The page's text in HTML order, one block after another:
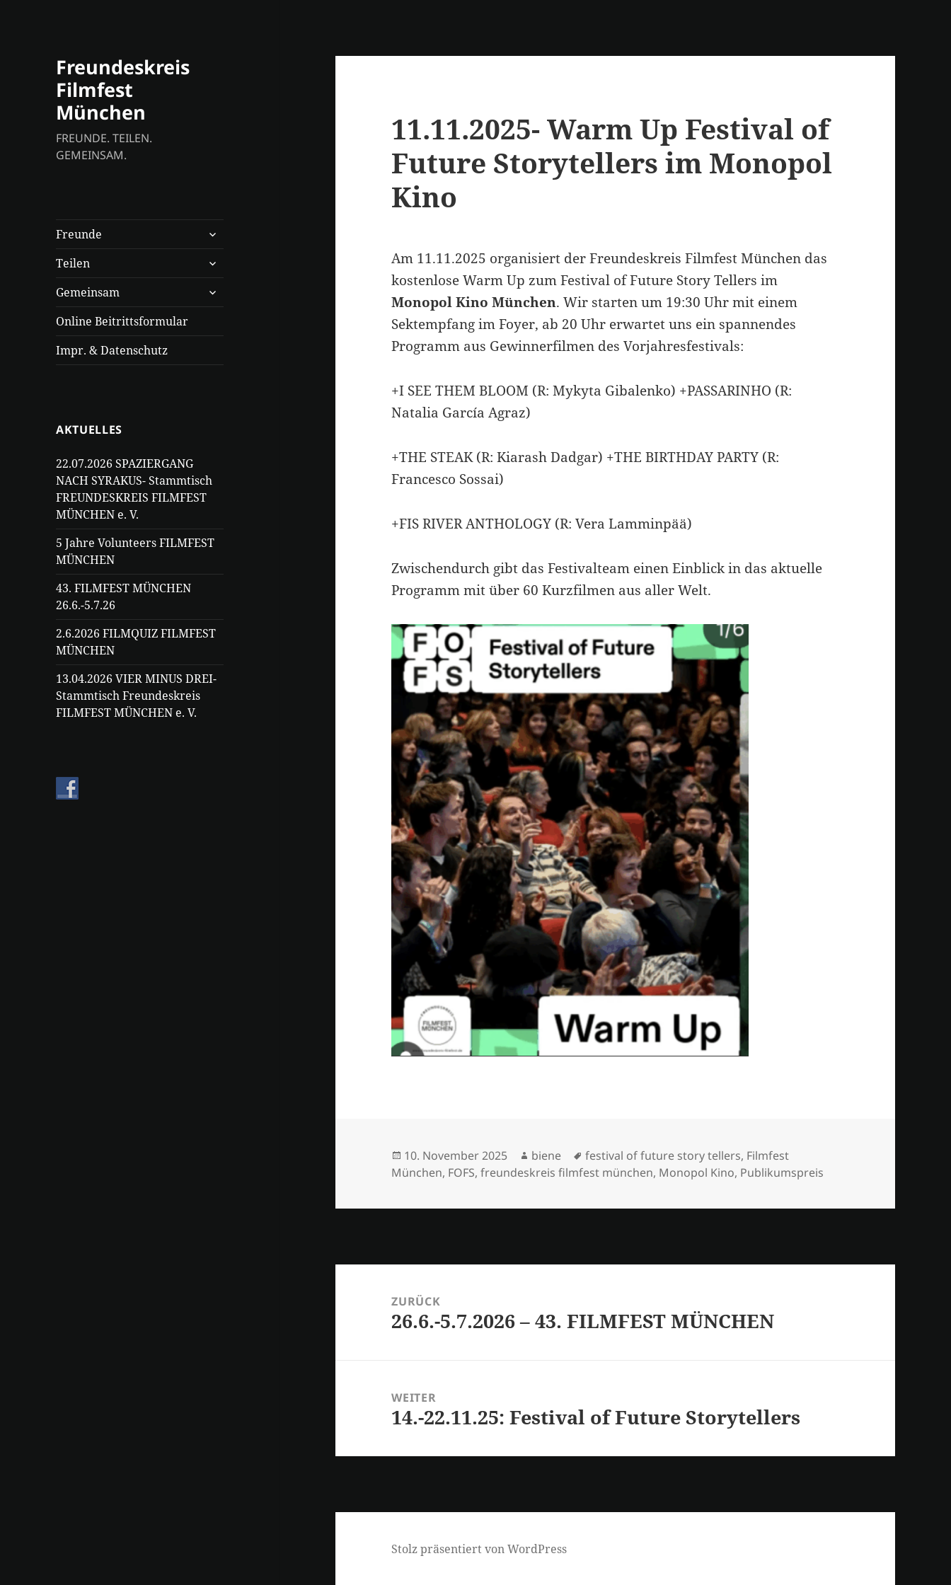
Freundeskreis
Filmfest
München
FREUNDE. TEILEN.
GEMEINSAM.
Freunde
untermenü
anzeigen
Teilen
untermenü
anzeigen
Gemeinsam
untermenü
anzeigen
Online Beitrittsformular
Impr. & Datenschutz
AKTUELLES
22.07.2026 SPAZIERGANG
NACH SYRAKUS- Stammtisch
FREUNDESKREIS FILMFEST
MÜNCHEN e. V.
5 Jahre Volunteers FILMFEST
MÜNCHEN
43. FILMFEST MÜNCHEN
26.6.-5.7.26
2.6.2026 FILMQUIZ FILMFEST
MÜNCHEN
13.04.2026 VIER MINUS DREI-
Stammtisch Freundeskreis
FILMFEST MÜNCHEN e. V.
11.11.2025- Warm Up Festival of
Future Storytellers im Monopol
Kino
Am 11.11.2025 organisiert der Freundeskreis Filmfest München das
kostenlose Warm Up zum Festival of Future Story Tellers im
Monopol Kino München. Wir starten um 19:30 Uhr mit einem
Sektempfang im Foyer, ab 20 Uhr erwartet uns ein spannendes
Programm aus Gewinnerfilmen des Vorjahresfestivals:
+I SEE THEM BLOOM (R: Mykyta Gibalenko) +PASSARINHO (R:
Natalia García Agraz)
+THE STEAK (R: Kiarash Dadgar) +THE BIRTHDAY PARTY (R:
Francesco Sossai)
+FIS RIVER ANTHOLOGY (R: Vera Lamminpää)
Zwischendurch gibt das Festivalteam einen Einblick in das aktuelle
Programm mit über 60 Kurzfilmen aus aller Welt.
Veröffentlicht
am
10. November 2025 Autor
biene Schlagwörter
festival of future story tellers, Filmfest
München, FOFS,freundeskreis filmfest münchen, Monopol Kino, Publikumspreis
NavigationZURÜCK
Vorheriger
26.6.-5.7.2026 – 43. FILMFEST MÜNCHEN
WEITER
Nächster
14.-22.11.25: Festival of Future Storytellers
Stolz präsentiert von WordPress